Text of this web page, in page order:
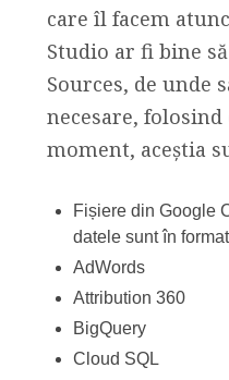
care îl facem
Studio ar fi bine
Sources, de unde
necesare,
moment, aceștia
Fișiere din Google
datele sunt în
AdWords
Attribution 360
BigQuery
Cloud SQL